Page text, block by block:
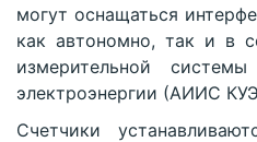
могут оснащаться
как автономно, так и в
измерительной
электроэнергии (АИИС
Счетчики